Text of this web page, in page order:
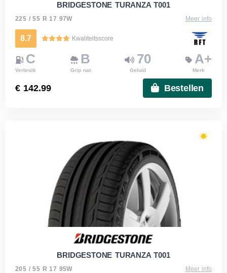
BRIDGESTONE TURANZA T001
225 / 55 R 17 97W Meer info
8.7 Kwaliteitsscore
C
Verbruik
B
Grip nat
70
Geluid
A+
Merk
€ 142.99 Bestellen
BRIDGESTONE TURANZA T001
205 / 55 R 17 95W Meer info